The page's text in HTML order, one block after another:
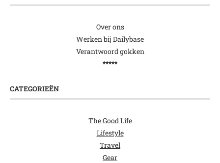
Over ons
Werken bij Dailybase
Verantwoord gokken
*****
CATEGORIEËN
The Good Life
Lifestyle
Travel
Gear